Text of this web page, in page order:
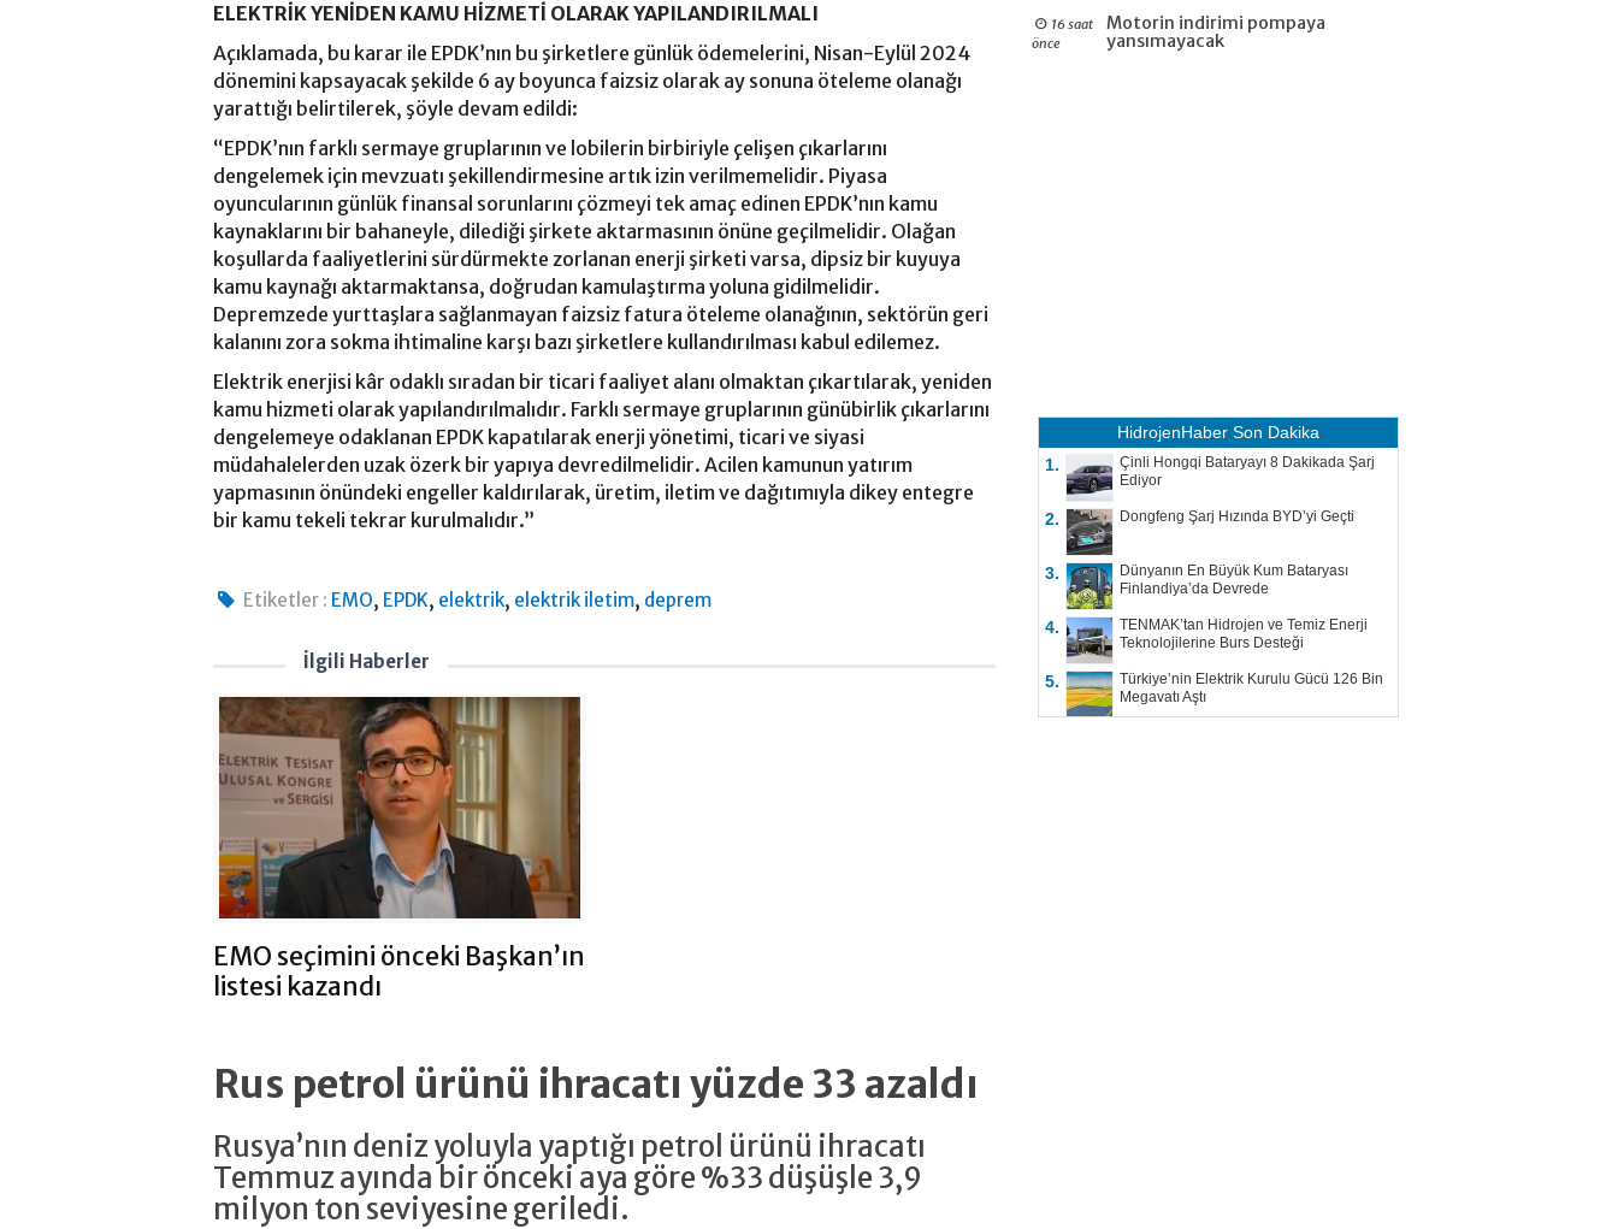
ELEKTRİK YENİDEN KAMU HİZMETİ OLARAK YAPILANDIRILMALI
Açıklamada, bu karar ile EPDK’nın bu şirketlere günlük ödemelerini, Nisan-Eylül 2024
dönemini kapsayacak şekilde 6 ay boyunca faizsiz olarak ay sonuna öteleme olanağı
yarattığı belirtilerek, şöyle devam edildi:
“EPDK’nın farklı sermaye gruplarının ve lobilerin birbiriyle çelişen çıkarlarını
dengelemek için mevzuatı şekillendirmesine artık izin verilmemelidir. Piyasa
oyuncularının günlük finansal sorunlarını çözmeyi tek amaç edinen EPDK’nın kamu
kaynaklarını bir bahaneyle, dilediği şirkete aktarmasının önüne geçilmelidir. Olağan
koşullarda faaliyetlerini sürdürmekte zorlanan enerji şirketi varsa, dipsiz bir kuyuya
kamu kaynağı aktarmaktansa, doğrudan kamulaştırma yoluna gidilmelidir.
Depremzede yurttaşlara sağlanmayan faizsiz fatura öteleme olanağının, sektörün geri
kalanını zora sokma ihtimaline karşı bazı şirketlere kullandırılması kabul edilemez.
Elektrik enerjisi kâr odaklı sıradan bir ticari faaliyet alanı olmaktan çıkartılarak, yeniden
kamu hizmeti olarak yapılandırılmalıdır. Farklı sermaye gruplarının günübirlik çıkarlarını
dengelemeye odaklanan EPDK kapatılarak enerji yönetimi, ticari ve siyasi
müdahalelerden uzak özerk bir yapıya devredilmelidir. Acilen kamunun yatırım
yapmasının önündeki engeller kaldırılarak, üretim, iletim ve dağıtımıyla dikey entegre
bir kamu tekeli tekrar kurulmalıdır.”
Etiketler : EMO, EPDK, elektrik, elektrik iletim, deprem
İlgili Haberler
EMO seçimini önceki Başkan’ın
listesi kazandı
Rus petrol ürünü ihracatı yüzde 33 azaldı
Rusya’nın deniz yoluyla yaptığı petrol ürünü ihracatı
Temmuz ayında bir önceki aya göre %33 düşüşle 3,9
milyon ton seviyesine geriledi.
16 saat
önce
Motorin indirimi pompaya
yansımayacak
HidrojenHaber Son Dakika
1.
Çinli Hongqi Bataryayı 8 Dakikada Şarj
Ediyor
2. Dongfeng Şarj Hızında BYD’yi Geçti
3.
Dünyanın En Büyük Kum Bataryası
Finlandiya’da Devrede
4.
TENMAK’tan Hidrojen ve Temiz Enerji
Teknolojilerine Burs Desteği
5.
Türkiye’nin Elektrik Kurulu Gücü 126 Bin
Megavatı Aştı